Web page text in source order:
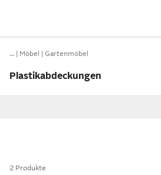
… Möbel Gartenmöbel
Plastikabdeckungen
2 Produkte